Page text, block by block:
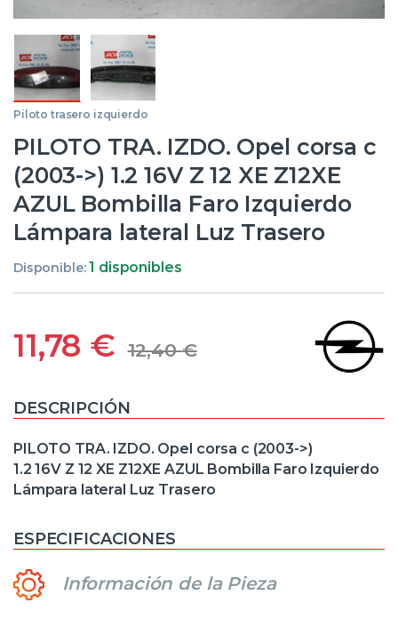
Piloto trasero izquierdo
PILOTO TRA. IZDO. Opel corsa c
(2003->) 1.2 16V Z 12 XE Z12XE
AZUL Bombilla Faro Izquierdo
Lámpara lateral Luz Trasero
Disponible:1 disponibles
11,78 € 12,40€
DESCRIPCIÓN
PILOTO TRA. IZDO. Opel corsa c (2003->)
1.2 16V Z 12 XE Z12XE AZUL Bombilla Faro Izquierdo
Lámpara lateral Luz Trasero
ESPECIFICACIONES
Información de la Pieza